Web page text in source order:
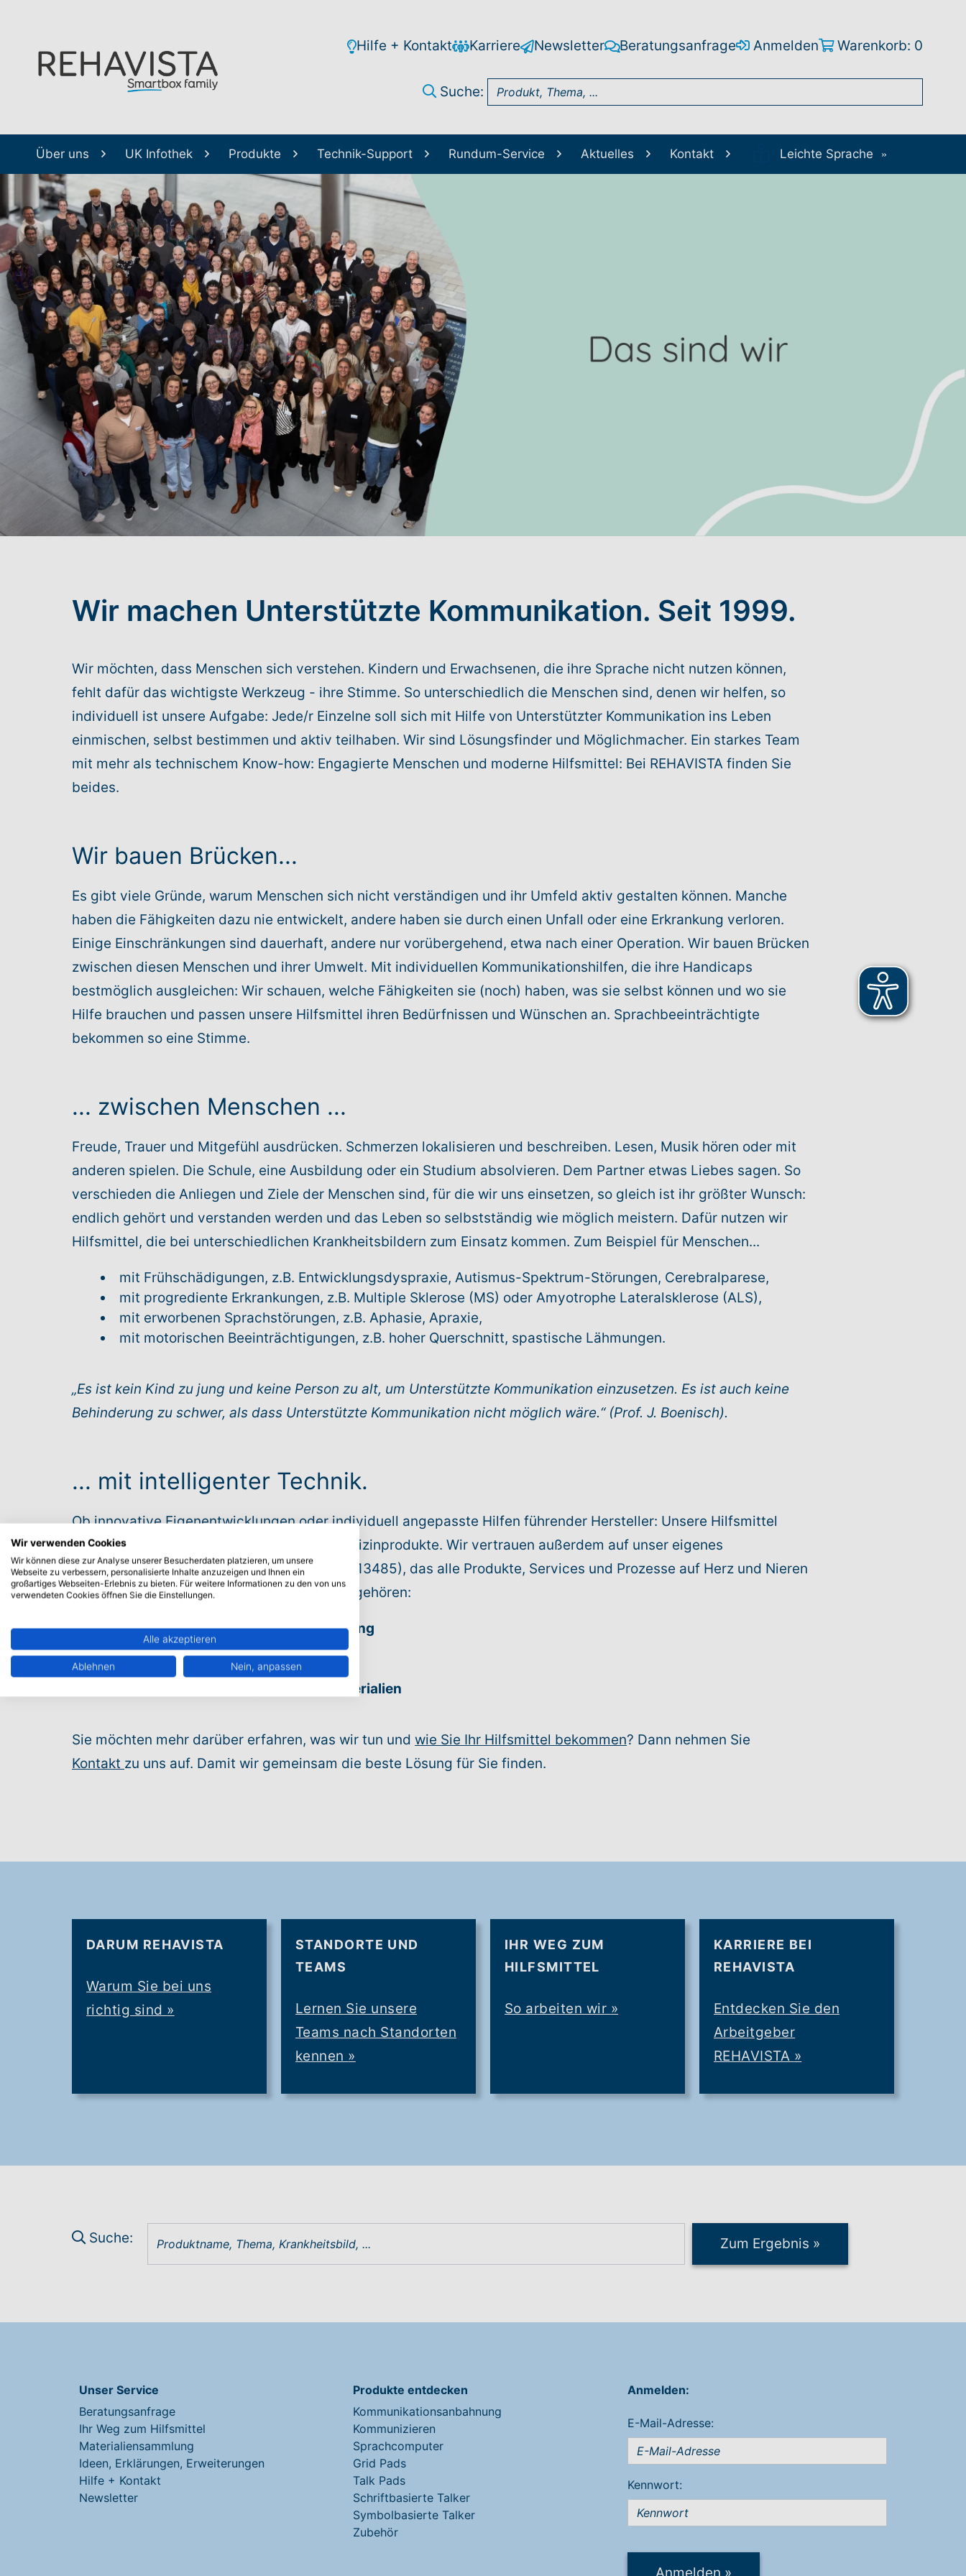
Hilfe + Kontakt Karriere Newsletter Beratungsanfrage Anmelden Warenkorb: 0
Suche:
Über uns UK Infothek Produkte Technik-Support Rundum-Service Aktuelles Kontakt Leichte Sprache
Wir machen Unterstützte Kommunikation. Seit 1999.
Wir möchten, dass Menschen sich verstehen. Kindern und Erwachsenen, die ihre Sprache nicht nutzen können,
fehlt dafür das wichtigste Werkzeug - ihre Stimme. So unterschiedlich die Menschen sind, denen wir helfen, so
individuell ist unsere Aufgabe: Jede/r Einzelne soll sich mit Hilfe von Unterstützter Kommunikation ins Leben
einmischen, selbst bestimmen und aktiv teilhaben. Wir sind Lösungsfinder und Möglichmacher. Ein starkes Team
mit mehr als technischem Know-how: Engagierte Menschen und moderne Hilfsmittel: Bei REHAVISTA finden Sie
beides.
Wir bauen Brücken...
Es gibt viele Gründe, warum Menschen sich nicht verständigen und ihr Umfeld aktiv gestalten können. Manche
haben die Fähigkeiten dazu nie entwickelt, andere haben sie durch einen Unfall oder eine Erkrankung verloren.
Einige Einschränkungen sind dauerhaft, andere nur vorübergehend, etwa nach einer Operation. Wir bauen Brücken
zwischen diesen Menschen und ihrer Umwelt. Mit individuellen Kommunikationshilfen, die ihre Handicaps
bestmöglich ausgleichen: Wir schauen, welche Fähigkeiten sie (noch) haben, was sie selbst können und wo sie
Hilfe brauchen und passen unsere Hilfsmittel ihren Bedürfnissen und Wünschen an. Sprachbeeinträchtigte
bekommen so eine Stimme.
... zwischen Menschen ...
Freude, Trauer und Mitgefühl ausdrücken. Schmerzen lokalisieren und beschreiben. Lesen, Musik hören oder mit
anderen spielen. Die Schule, eine Ausbildung oder ein Studium absolvieren. Dem Partner etwas Liebes sagen. So
verschieden die Anliegen und Ziele der Menschen sind, für die wir uns einsetzen, so gleich ist ihr größter Wunsch:
endlich gehört und verstanden werden und das Leben so selbstständig wie möglich meistern. Dafür nutzen wir
Hilfsmittel, die bei unterschiedlichen Krankheitsbildern zum Einsatz kommen. Zum Beispiel für Menschen...
mit Frühschädigungen, z.B. Entwicklungsdyspraxie, Autismus-Spektrum-Störungen, Cerebralparese,
mit progrediente Erkrankungen, z.B. Multiple Sklerose (MS) oder Amyotrophe Lateralsklerose (ALS),
mit erworbenen Sprachstörungen, z.B. Aphasie, Apraxie,
mit motorischen Beeinträchtigungen, z.B. hoher Querschnitt, spastische Lähmungen.
„Es ist kein Kind zu jung und keine Person zu alt, um Unterstützte Kommunikation einzusetzen. Es ist auch keine
Behinderung zu schwer, als dass Unterstützte Kommunikation nicht möglich wäre.“ (Prof. J. Boenisch).
... mit intelligenter Technik.
Ob innovative Eigenentwicklungen oder individuell angepasste Hilfen führender Hersteller: Unsere Hilfsmittel
erfüllen die strengen Anforderungen an Medizinprodukte. Wir vertrauen außerdem auf unser eigenes
Qualitätsmanagement (zertifiziert nach ISO 13485), das alle Produkte, Services und Prozesse auf Herz und Nieren
prüft, bevor sie zum Einsatz kommen. Dazu gehören:
Hilfen zur Kommunikationsanbahnung
EinfacheKommunikationshilfen
Dynamische Kommunikationshilfen
Didaktische und diagnostische Materialien
Sie möchten mehr darüber erfahren, was wir tun und wie Sie Ihr Hilfsmittel bekommen? Dann nehmen Sie
Kontakt zu uns auf. Damit wir gemeinsam die beste Lösung für Sie finden.
DARUM REHAVISTA
Warum Sie bei uns
richtig sind »
STANDORTE UND
TEAMS
Lernen Sie unsere
Teams nach Standorten
kennen »
IHR WEG ZUM
HILFSMITTEL
So arbeiten wir »
KARRIERE BEI
REHAVISTA
Entdecken Sie den
Arbeitgeber
REHAVISTA »
Suche: Zum Ergebnis »
Unser Service
Beratungsanfrage
Ihr Weg zum Hilfsmittel
Materialiensammlung
Ideen, Erklärungen, Erweiterungen
Hilfe + Kontakt
Newsletter
Produkte entdecken
Kommunikationsanbahnung
Kommunizieren
Sprachcomputer
Grid Pads
Talk Pads
Schriftbasierte Talker
Symbolbasierte Talker
Zubehör
Anmelden:
E-Mail-Adresse:
Kennwort:
Wir verwenden Cookies
Wir können diese zur Analyse unserer Besucherdaten platzieren, um unsere
Webseite zu verbessern, personalisierte Inhalte anzuzeigen und Ihnen ein
großartiges Webseiten-Erlebnis zu bieten. Für weitere Informationen zu den von uns
verwendeten Cookies öffnen Sie die Einstellungen.
Alle akzeptieren
Ablehnen Nein, anpassen